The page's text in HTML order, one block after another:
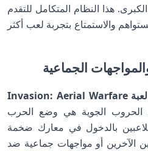
هذا النظام المتكامل للتقدم
والاستمتاع بتجربة لعب أكثر
الجماعية
لعبة Invasion: Aerial Warfare
الحروب الجوية هي وضع الحرب
بالدخول في معارك ضخمة
الآخرين أو مواجهات جماعية ضد